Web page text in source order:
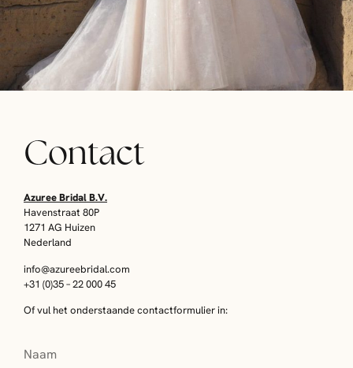
Contact
Azuree Bridal B.V.
Havenstraat 80P
1271 AG Huizen
Nederland
info@azureebridal.com
+31 (0)35 – 22 000 45
Of vul het onderstaande contactformulier in: